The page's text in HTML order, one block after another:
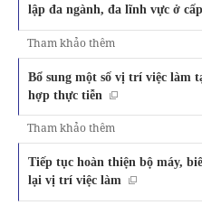
lập đa ngành, đa lĩnh vực ở
Tham khảo thêm
Bổ sung một số vị trí việc làm
hợp thực tiễn
Tham khảo thêm
Tiếp tục hoàn thiện bộ máy,
lại vị trí việc làm